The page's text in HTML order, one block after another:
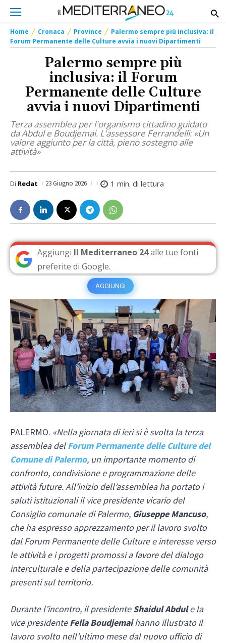
Home Cronaca Province
Palermo sempre più inclusiva: il
Forum Permanente delle Culture avvia i nuovi Dipartimenti
Palermo sempre più
inclusiva: il Forum
Permanente delle Culture
avvia i nuovi Dipartimenti
Terza assemblea per l'organismo cittadino guidato
da Abdul e Boudjemai. L’assessore Ferrandelli: «Un
valore aggiunto per la città, pieno sostegno alle
attività»
Di Redat 23 Giugno 2026 1 min. di lettura
Aggiungi Il Mediterraneo 24alle tue fonti
preferite di Google.
AGGIUNGI
PALERMO. «Nella giornata di ieri si è svolta la terza
assemblea delForum Permanente delle Culture del
Comune di Palermo, un importante momento di
confronto, condivisione e programmazione delle
attività future. All’inizio dell’assemblea ha portato i
saluti istituzionali il vice presidente vicario del
Consiglio comunale di Palermo, Giuseppe Mancuso,
che ha espresso apprezzamento per il lavoro svolto
dal Forum Permanente delle Culture e interesse verso
le attività e i progetti promossi a favore del dialogo
interculturale e della partecipazione delle comunità
presenti sul territorio.
Durante l’incontro, il presidenteShaidul Abdule la
vice presidenteFella Boudjemaihanno illustrato il
lavoro svolto nell’ultimo mese dal nuovo ufficio di